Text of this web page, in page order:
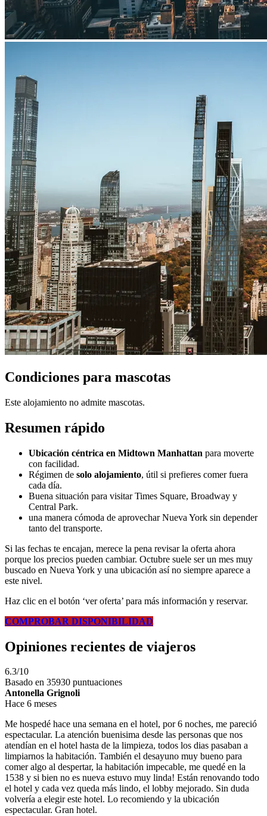
Condiciones para mascotas
Este alojamiento no admite mascotas.
Resumen rápido
Ubicación céntrica en Midtown Manhattan para moverte
con facilidad.
Régimen de solo alojamiento, útil si prefieres comer fuera
cada día.
Buena situación para visitar Times Square, Broadway y
Central Park.
una manera cómoda de aprovechar Nueva York sin depender
tanto del transporte.
Si las fechas te encajan, merece la pena revisar la oferta ahora
porque los precios pueden cambiar. Octubre suele ser un mes muy
buscado en Nueva York y una ubicación así no siempre aparece a
este nivel.
Haz clic en el botón ‘ver oferta’ para más información y reservar.
COMPROBAR DISPONIBILIDAD
Opiniones recientes de viajeros
6.3/10
Basado en 35930 puntuaciones
Antonella Grignoli
Hace 6 meses
Me hospedé hace una semana en el hotel, por 6 noches, me pareció
espectacular. La atención buenisima desde las personas que nos
atendían en el hotel hasta de la limpieza, todos los dias pasaban a
limpiarnos la habitación. También el desayuno muy bueno para
comer algo al despertar, la habitación impecable, me quedé en la
1538 y si bien no es nueva estuvo muy linda! Están renovando todo
el hotel y cada vez queda más lindo, el lobby mejorado. Sin duda
volvería a elegir este hotel. Lo recomiendo y la ubicación
espectacular. Gran hotel.